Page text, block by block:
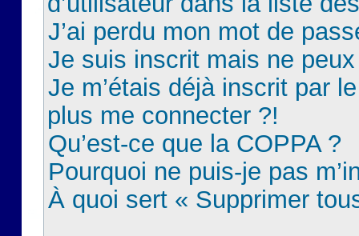
J’ai perdu mon mot de
Je suis inscrit mais ne
Je m’étais déjà inscrit par
plus me connecter ?!
Qu’est-ce que la COPPA ?
Pourquoi ne puis-je pas
À quoi sert « Supprimer